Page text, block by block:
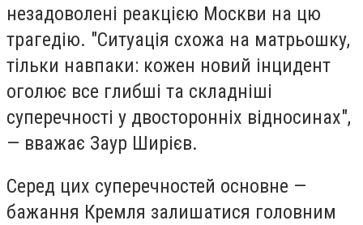
незадоволені реакцією Москви на цю
трагедію. "Ситуація схожа на матрьошку,
тільки навпаки: кожен новий інцидент
оголює все глибші та складніші
суперечності у двосторонніх відносинах",
— вважає Заур Ширієв.
Серед цих суперечностей основне —
бажання Кремля залишатися головним